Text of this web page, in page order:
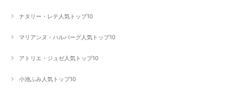
ナタリー・レテ人気トップ10
マリアンヌ・ハルバーグ人気トップ10
アトリエ・ジュゼ人気トップ10
小池ふみ人気トップ10